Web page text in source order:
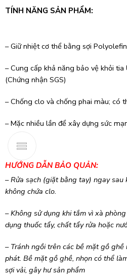
TÍNH NĂNG SẢN PHẨM:
– Giữ nhiệt cơ thể bằng sợi
– Cung cấp khả năng bảo vệ khỏi tia
(Chứng nhận SGS)
– Chống clo và chống phai màu; có
– Mặc nhiều lần để xây dựng sức
HƯỚNG DẪN BẢO QUẢN:
– Rửa sạch (giặt bằng tay) ngay sau
không chứa clo.
– Không sử dụng khi tắm vì xà
dụng thuốc tẩy, chất tẩy rửa hoặc
– Tránh ngồi trên các bề mặt gồ
phát. Bề mặt gồ ghề, nhọn có thể
sợi vải, gây hư sản phẩm